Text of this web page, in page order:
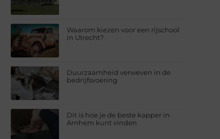
Waarom kiezen voor een rijschool
in Utrecht?
Duurzaamheid verweven in de
bedrijfsvoering
Dit is hoe je de beste kapper in
Arnhem kunt vinden